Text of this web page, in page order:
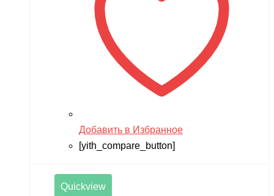
Добавить в Избранное
[yith_compare_button]
Quickview